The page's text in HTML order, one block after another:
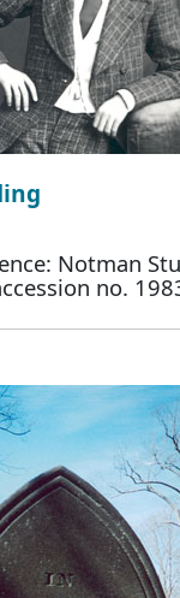
Notman
no.